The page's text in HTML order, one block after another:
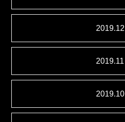
2019.12
2019.11
2019.10